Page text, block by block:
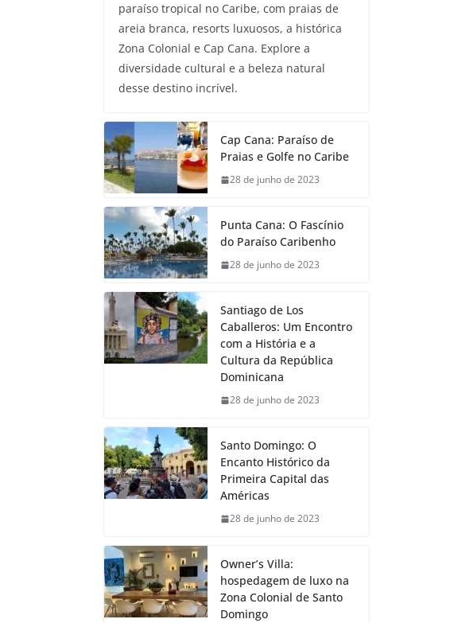
paraíso tropical no Caribe, com praias de
areia branca, resorts luxuosos, a histórica
Zona Colonial e Cap Cana. Explore a
diversidade cultural e a beleza natural
desse destino incrível.
Cap Cana: Paraíso de
Praias e Golfe no Caribe
28 de junho de 2023
Punta Cana: O Fascínio
do Paraíso Caribenho
28 de junho de 2023
Santiago de Los
Caballeros: Um Encontro
com a História e a
Cultura da República
Dominicana
28 de junho de 2023
Santo Domingo: O
Encanto Histórico da
Primeira Capital das
Américas
28 de junho de 2023
Owner’s Villa:
hospedagem de luxo na
Zona Colonial de Santo
Domingo